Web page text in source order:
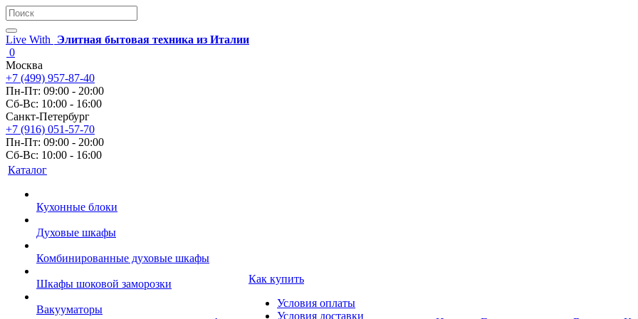
Live With
Элитная бытовая техника из Италии
0
Москва
+7 (499) 957-87-40
Пн-Пт: 09:00 - 20:00
Сб-Вс: 10:00 - 16:00
Санкт-Петербург
+7 (916) 051-57-70
Пн-Пт: 09:00 - 20:00
Сб-Вс: 10:00 - 16:00
Каталог
Кухонные блоки
Духовые шкафы
Комбинированные духовые шкафы
Шкафы шоковой заморозки
Вакууматоры
Как купить
Условия оплаты
Условия доставки